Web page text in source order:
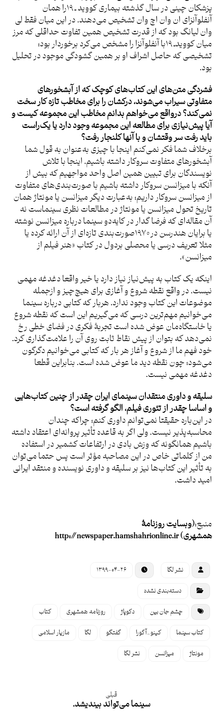
پزشکان چینی در سال گذشته بیماری کووید ـ ۱۹را همان
آنفلوآنزای ان وان اچ وان تشخیص می‌دهند. در این میان فقط لی
وان لیانگ بود که از قدرت تشخیص همین تفاوت حداقلی که مرز
میان کوویدـ ۱۹با آنفلوآنزا را مشخص می‌کرد برخوردار بود؛
تشخیصی که حاصل اشراف او بر همین گشودگی موجود در تحلیل
بود.
فشردگی متن‌های این کتاب‌های کوچک که از آبشخورهای
متفاوتی سیراب می‌شوند، درکشان را برای مخاطب تازه کار سخت
نمی‌کند؟ درواقع می‌خواهم بدانم مخاطب این مجموعه کیست و
آیا پیش‌نیازی برای مطالعه این مجموعه وجود دارد یا یک‌راست
باید رفت سر وقتشان و با آنها کلنجار رفت؟
برخلاف شما فکر نمی‌کنم اینجا با چیزی به‌عنوان به قول شما
آبشخورهای متفاوت سروکار داشته باشیم. اینجا با تلاش
نویسندگان برای تبیین همین اصل واحد مواجهیم که بیش از
آنکه با میزانسن سروکار داشته باشیم با صورت‌بندی‌های متفاوت
از میزانسن سروکار داریم؛ به‌عبارت دیگر میزانسن یا مونتاژ همان
تاریخ تحول میزانسن یا مونتاژ در مطالعات نظری سینماست نه
آن مقاله‌ای که فرضا گدار در کایه‌دو سینما درباره میزانسن نوشته
یا برایان هندرسن در ۱۹۷۰صورت‌بندی تازه‌ای از آن ارائه کرده یا
مثلا تعریف درسی یا محصلی بردول در کتاب «هنر فیلم از
میزانسن».
اینکه یک کتاب به پیش‌نیاز نیاز دارد یا خیر واقعا دغدغه مهمی
نیست. در واقع نقطه شروع و آغازی برای هیچ‌چیز و ازجمله
موضوعات این کتاب وجود ندارد. هربار که کتابی درباره سینما
می‌خوانیم مهم‌ترین درسی که می‌گیریم این است که نقطه شروع
یا خاستگاه‌مان عوض شده است تجربۀ فکری در فضای خطی رخ
نمی‌دهد که بتوان از پیش نقاط ثابت روی آن را علامت‌گذاری کرد.
خود فهم ما از شروع و آغاز هر بار که کتابی می‌خوانیم دگرگون
می‌شود؛ چون نقطه دید ما عوض شده است. بنابراین قطعا
دغدغه مهمی نیست.
سلیقه و داوری منتقدان سینمای ایران چقدر از چنین کتاب‌هایی
و اساسا چقدر از تئوری فیلم، الگو گرفته است؟
در این‌باره حقیقتا نمی‌توانم داوری کنم؛ چراکه چندان
محاسبه‌پذیر نیست. ولی اگر به قاعده تأثیر پروانه‌ای اعتقاد داشته
باشیم همانگونه که وزش بادی در ارتفاعات کشمیر در استفاده
من از کلماتی خاص در این مصاحبه مؤثر است پس حتما می‌توان
به تأثیر این کتاب‌ها نیز بر سلیقه و داوری نویسنده و منتقد ایرانی
امید داشت.
منبع:(وبسایت روزنامۀ
همشهری)http://newspaper.hamshahrionline.ir
نشر لگا ۱۳۹۹-۰۴-۲۶
دسته‌بندی نشده
چشم جان بین دکوپاژ روزنامه همشهری کتاب
کتاب سینما کینو_آگورا گفتگو لگا مازیار اسلامی
مونتاژ میزانسن نشر لگا
قبلی
سینما می‌تواند بیندیشد.